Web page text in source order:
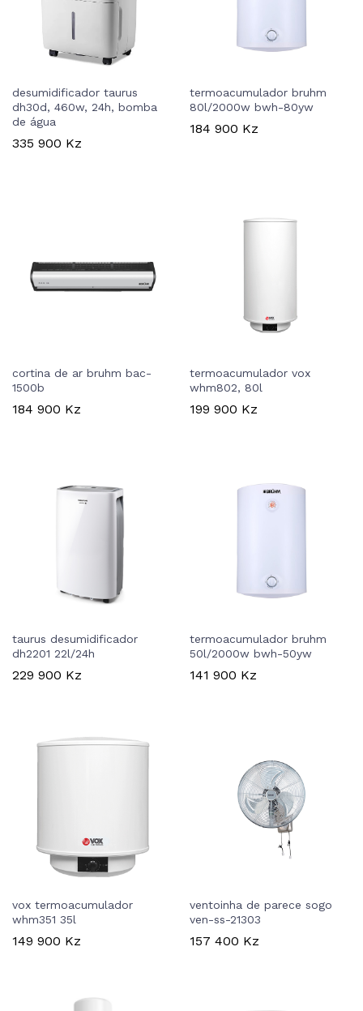
desumidificador taurus
dh30d, 460w, 24h, bomba
de água
335 900 Kz
termoacumulador bruhm
80l/2000w bwh-80yw
184 900 Kz
cortina de ar bruhm bac-
1500b
184 900 Kz
termoacumulador vox
whm802, 80l
199 900 Kz
taurus desumidificador
dh2201 22l/24h
229 900 Kz
termoacumulador bruhm
50l/2000w bwh-50yw
141 900 Kz
vox termoacumulador
whm351 35l
149 900 Kz
ventoinha de parece sogo
ven-ss-21303
157 400 Kz